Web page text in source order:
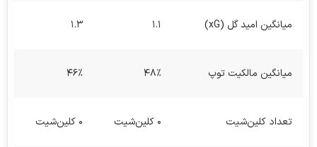
میانگین امید گل (xG) ۱.۱ ۱.۳
میانگین مالکیت توپ ۴۸٪ ۴۶٪
تعداد کلین‌شیت ۰ کلین‌شیت ۰ کلین‌شیت